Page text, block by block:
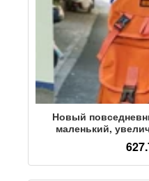
Новый
маленький,
уменьшает нагрузку
дорожную